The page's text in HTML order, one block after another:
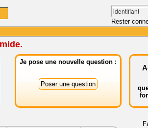
Rester
Je pose une nouvelle question :